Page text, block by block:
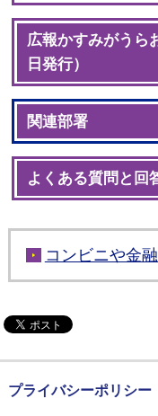
広報かすみがうら
日発行）
関連部署
よくある質問と回
コンビニや金
プライバシーポリシー